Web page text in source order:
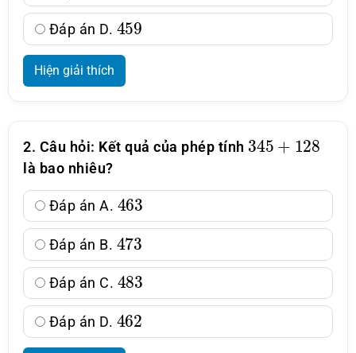
Đáp án D.
459
Hiện giải thích
2. Câu hỏi: Kết quả của phép tính
345 128
là bao nhiêu?
Đáp án A.
463
Đáp án B.
473
Đáp án C.
483
Đáp án D.
462